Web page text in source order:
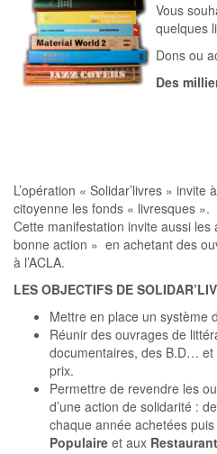
Vous
quelques
Dons ou
Des
L’opération « Solidar’livres » invite
citoyenne les fonds « livresques ».
Cette manifestation invite aussi les
bonne action » en achetant des
à l’ACLA.
LES OBJECTIFS DE
Mettre en place un système
Réunir des ouvrages de
documentaires, des B.D…
prix.
Permettre de revendre les
d’une action de solidarité :
chaque année achetées
Populaire et aux